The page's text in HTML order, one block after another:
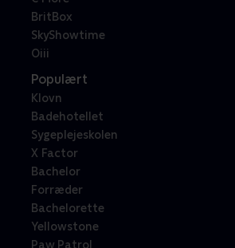
BritBox
SkyShowtime
Oiii
Populært
Klovn
Badehotellet
Sygeplejeskolen
X Factor
Bachelor
Forræder
Bachelorette
Yellowstone
Paw Patrol